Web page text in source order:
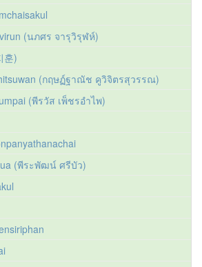
(นภศร จารุวิรุฬห์)
훈)
(กฤษฏ์ฐาณัช คูวิจิตรสุวรรณ)
(พีรวัส เพ็ชรอำไพ)
(พีระพัฒน์ ศรีบัว)